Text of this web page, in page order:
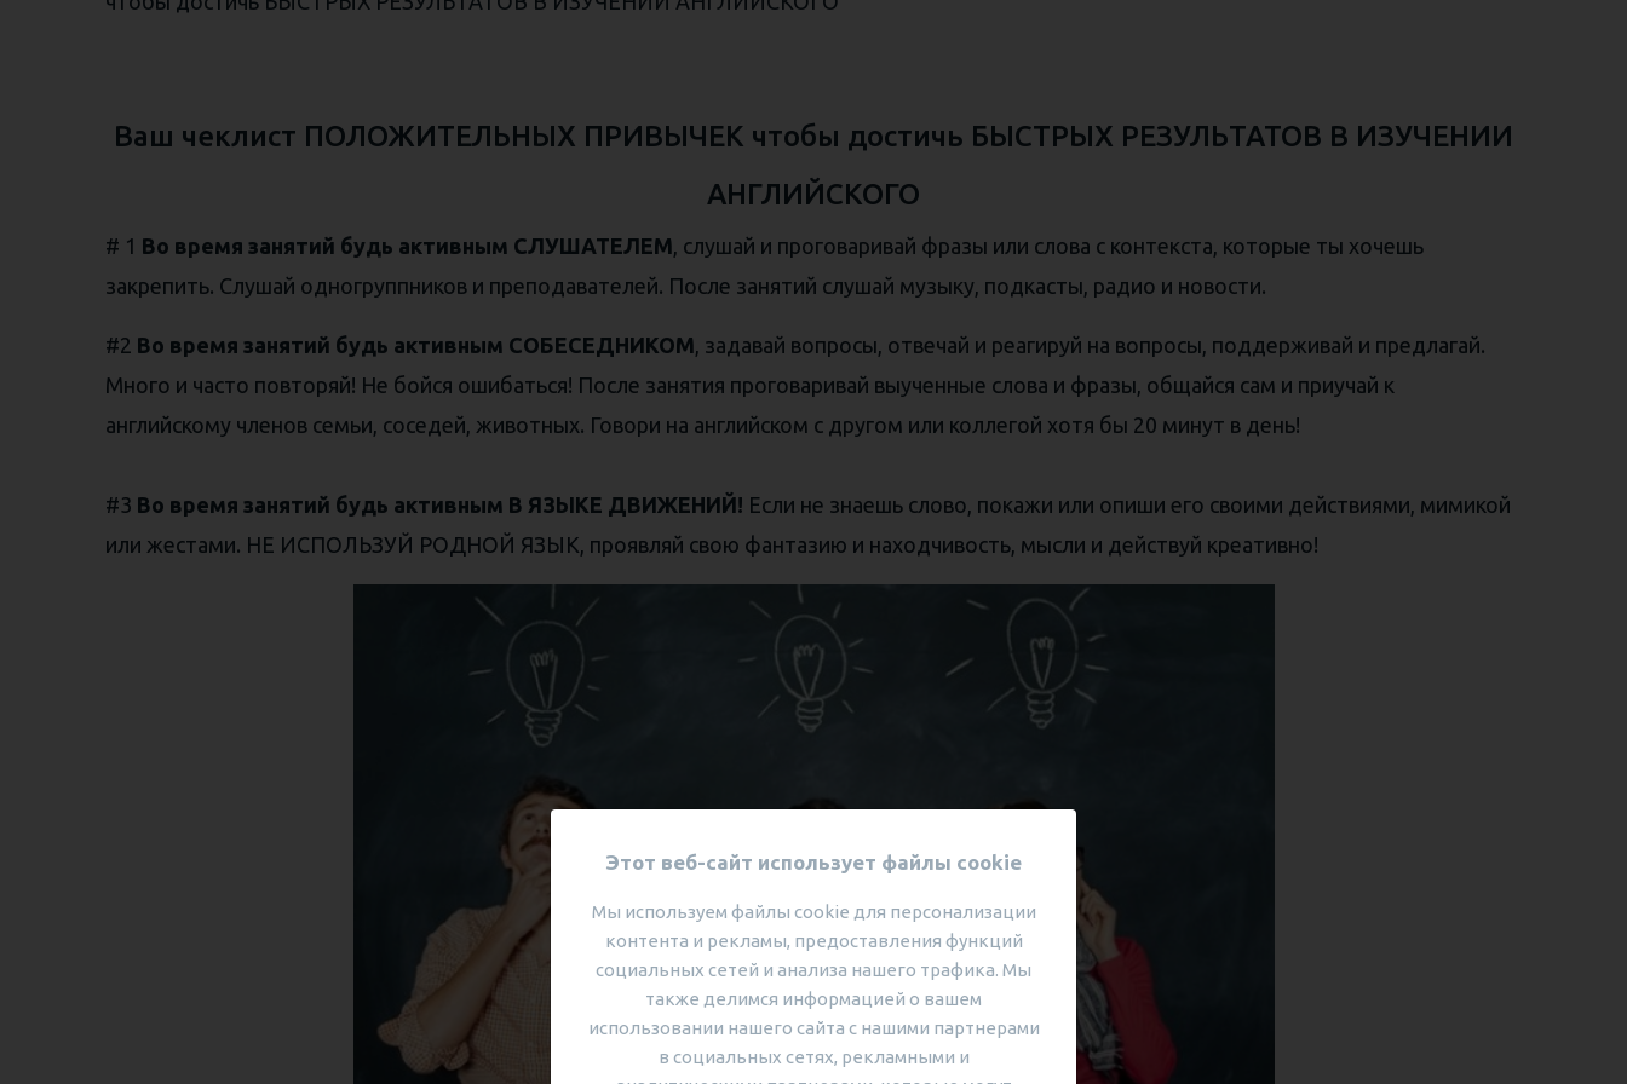
Ваш чеклист ПОЛОЖИТЕЛЬНЫХ ПРИВЫЧЕК чтобы достичь БЫСТРЫХ РЕЗУЛЬТАТОВ В ИЗУЧЕНИИ
АНГЛИЙСКОГО
# 1 Во время занятий будь активным СЛУШАТЕЛЕМ, слушай и проговаривай фразы или слова с контекста, которые ты хочешь
закрепить. Слушай одногруппников и преподавателей. После занятий слушай музыку, подкасты, радио и новости.
#2 Во время занятий будь активным СОБЕСЕДНИКОМ, задавай вопросы, отвечай и реагируй на вопросы, поддерживай и предлагай.
Много и часто повторяй! Не бойся ошибаться! После занятия проговаривай выученные слова и фразы, общайся сам и приучай к
английскому членов семьи, соседей, животных. Говори на английском с другом или коллегой хотя бы 20 минут в день!
#3 Во время занятий будь активным В ЯЗЫКЕ ДВИЖЕНИЙ! Если не знаешь слово, покажи или опиши его своими действиями, мимикой
или жестами. НЕ ИСПОЛЬЗУЙ РОДНОЙ ЯЗЫК, проявляй свою фантазию и находчивость, мысли и действуй креативно!
Этот веб-сайт использует файлы cookie
Мы используем файлы cookie для персонализации
контента и рекламы, предоставления функций
социальных сетей и анализа нашего трафика. Мы
также делимся информацией о вашем
использовании нашего сайта с нашими партнерами
в социальных сетях, рекламными и